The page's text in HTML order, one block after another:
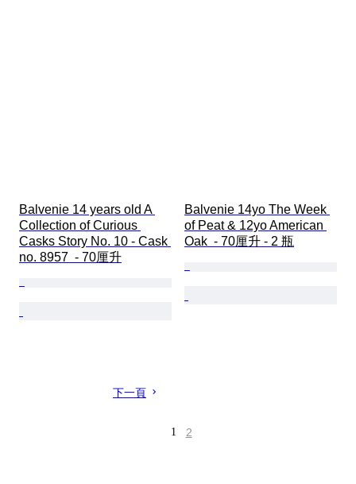
Balvenie 14 years old A
Collection of Curious
Casks Story No. 10 - Cask
no. 8957  - 70厘升
Balvenie 14yo The Week
of Peat & 12yo American
Oak  - 70厘升 - 2 瓶
下一頁
1 2